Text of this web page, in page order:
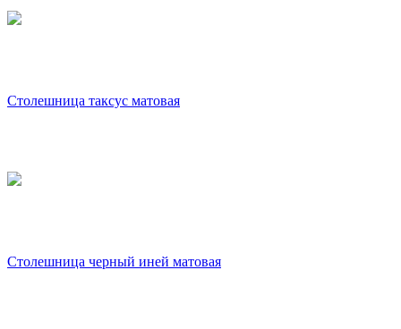
Столешница таксус матовая
Столешница черный иней матовая